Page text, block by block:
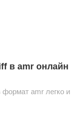
в amr онлайн
amr легко и